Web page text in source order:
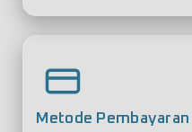
Metode Pembayaran